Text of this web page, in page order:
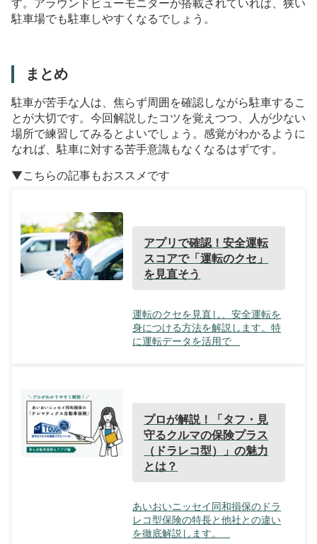
す。アラウンドビューモニターが搭載されていれば、狭い
駐車場でも駐車しやすくなるでしょう。
まとめ
駐車が苦手な人は、焦らず周囲を確認しながら駐車するこ
とが大切です。今回解説したコツを覚えつつ、人が少ない
場所で練習してみるとよいでしょう。感覚がわかるように
なれば、駐車に対する苦手意識もなくなるはずです。
▼こちらの記事もおススメです
アプリで確認！安全運転
スコアで「運転のクセ」
を見直そう
運転のクセを見直し、安全運転を
身につける方法を解説します。特
に運転データを活用で...
プロが解説！「タフ・見
守るクルマの保険プラス
（ドラレコ型）」の魅力
とは？
あいおいニッセイ同和損保のドラ
レコ型保険の特長と他社との違い
を徹底解説します。...